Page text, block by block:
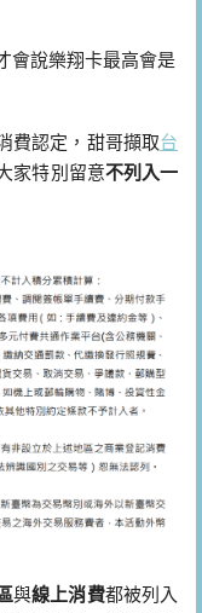
會說樂翔卡最高會是
費認定，甜哥擷取台
家特別留意不列入一
與線上消費都被列入